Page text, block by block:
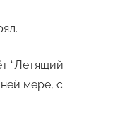
“Летящий
мере, с